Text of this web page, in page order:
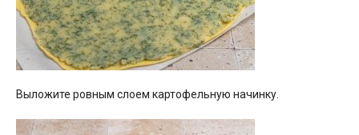
Выложите ровным слоем картофельную начинку.